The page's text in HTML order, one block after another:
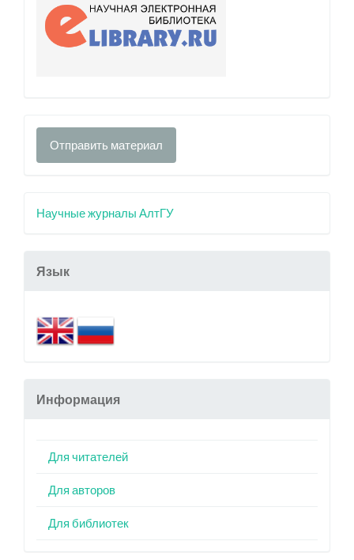
Отправить материал
Научные журналы АлтГУ
Язык
Информация
Для читателей
Для авторов
Для библиотек